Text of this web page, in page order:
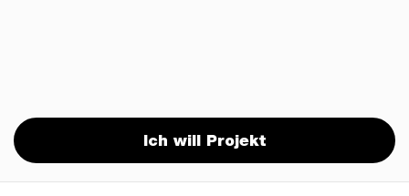
Ich will Projekt